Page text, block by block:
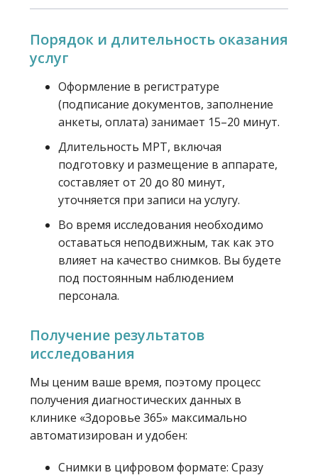
Порядок и длительность оказания
услуг
Оформление в регистратуре
(подписание документов, заполнение
анкеты, оплата) занимает 15–20 минут.
Длительность МРТ, включая
подготовку и размещение в аппарате,
составляет от 20 до 80 минут,
уточняется при записи на услугу.
Во время исследования необходимо
оставаться неподвижным, так как это
влияет на качество снимков. Вы будете
под постоянным наблюдением
персонала.
Получение результатов
исследования
Мы ценим ваше время, поэтому процесс
получения диагностических данных в
клинике «Здоровье 365» максимально
автоматизирован и удобен:
Снимки в цифровом формате: Сразу